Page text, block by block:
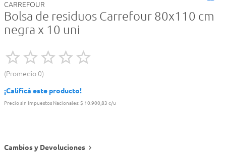
CARREFOUR
Bolsa de residuos Carrefour 80x110 cm
negra x 10 uni
Promedio 0
¡Calificá este producto!
Precio sin Impuestos Nacionales:$ 10.900,83 c/u
Cambios y Devoluciones